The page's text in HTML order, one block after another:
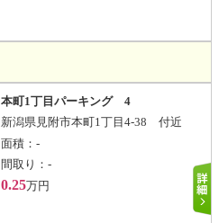
本町1丁目パーキング 4
新潟県見附市本町1丁目4-38 付近
面積： -
間取り： -
0.25万円